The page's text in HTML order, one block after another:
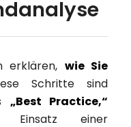
erklären, wie Sie
Schritte sind
„Best Practice,“
einer